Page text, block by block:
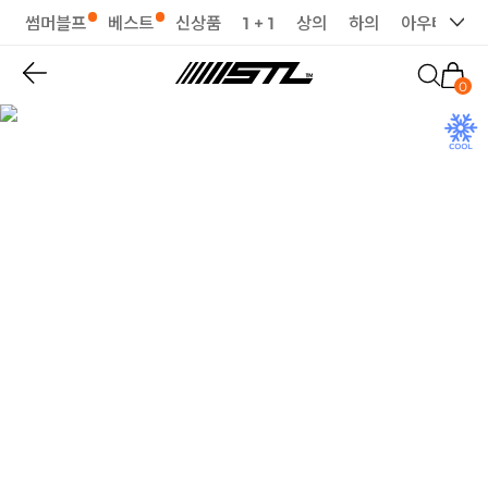
썸머블프 베스트 신상품 1 + 1 상의 하의 아우터
0